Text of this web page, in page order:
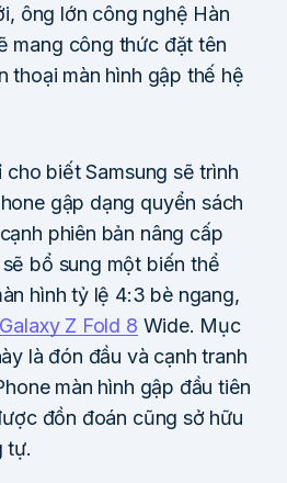
ông lớn công nghệ Hàn
mang công thức đặt tên
thoại màn hình gập thế hệ
cho biết Samsung sẽ trình
gập dạng quyển sách
phiên bản nâng cấp
bổ sung một biến thể
hình tỷ lệ 4:3 bè ngang,
Galaxy Z Fold 8 Wide. Mục
là đón đầu và cạnh tranh
màn hình gập đầu tiên
đồn đoán cũng sở hữu
tự.